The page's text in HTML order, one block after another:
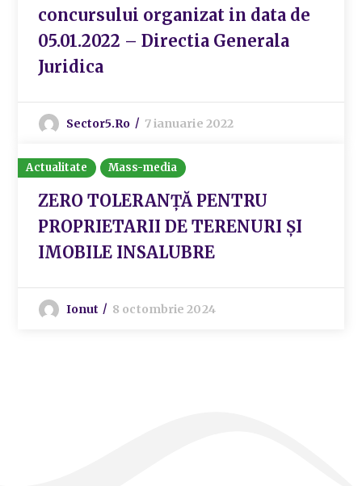
concursului organizat in data de
05.01.2022 – Directia Generala
Juridica
Sector5.ro 7 ianuarie 2022
Actualitate Mass-media
ZERO TOLERANȚĂ PENTRU
PROPRIETARII DE TERENURI ȘI
IMOBILE INSALUBRE
Ionut 8 octombrie 2024